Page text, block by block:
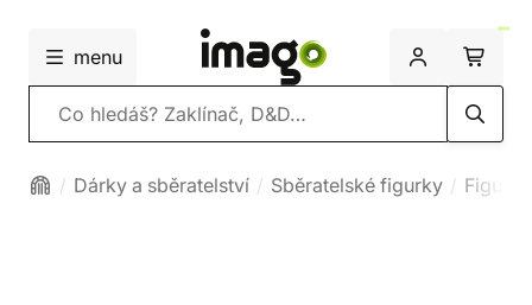
menu
Vyhledávání
Dárky a sběratelství Sběratelské figurky